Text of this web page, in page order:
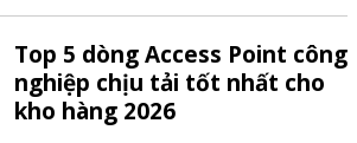
Top 5 dòng Access Point công
nghiệp chịu tải tốt nhất cho
kho hàng 2026